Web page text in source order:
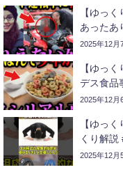
【ゆっ
あったあ
2025年12月
【ゆっ
デス食品
2025年12月
【ゆっ
くり解説
2025年12月